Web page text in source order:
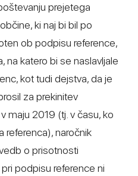
prejetega
ki naj bi bil po
ob podpisu reference,
na katero bi se naslavljale
kot tudi dejstva, da je
za prekinitev
maju 2019 (tj. v času, ko
referenca), naročnik
o prisotnosti
podpisu reference ni